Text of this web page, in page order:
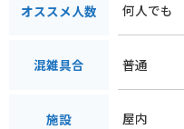
オススメ人数 何人でも
混雑具合 普通
施設 屋内